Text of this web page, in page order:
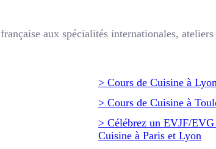
aux spécialités internationales,
> Cours de Cuisine à
> Cours de Cuisine à
> Célébrez un EVJF/
Cuisine à Paris et Lyon